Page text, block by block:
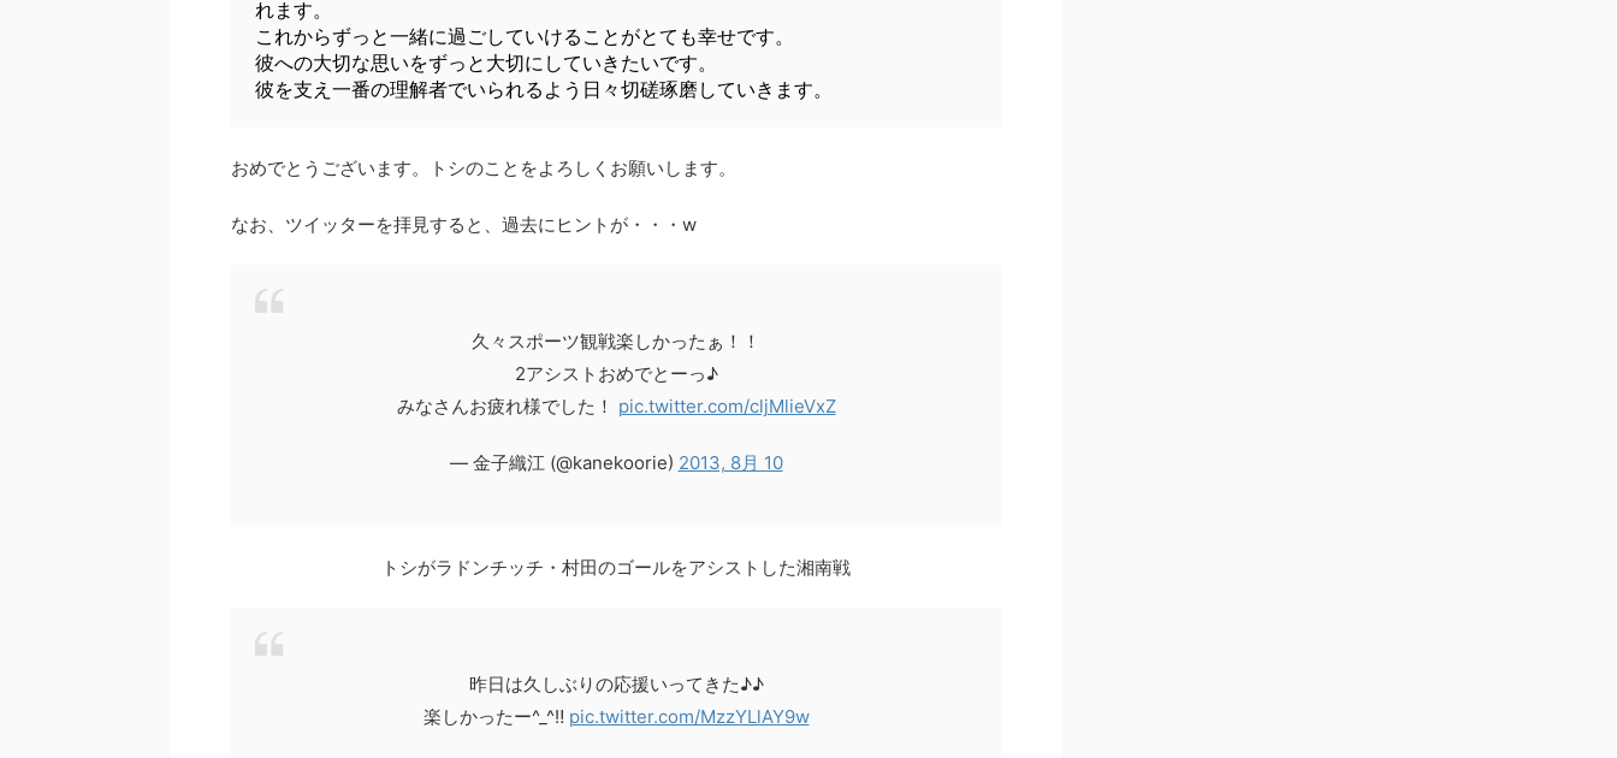
れます。
これからずっと一緒に過ごしていけることがとても幸せです。
彼への大切な思いをずっと大切にしていきたいです。
彼を支え一番の理解者でいられるよう日々切磋琢磨していきます。
おめでとうございます。トシのことをよろしくお願いします。
なお、ツイッターを拝見すると、過去にヒントが・・・w
久々スポーツ観戦楽しかったぁ！！
2アシストおめでとーっ♪
みなさんお疲れ様でした！ pic.twitter.com/cljMlieVxZ
— 金子織江 (@kanekoorie) 2013, 8月 10
トシがラドンチッチ・村田のゴールをアシストした湘南戦
昨日は久しぶりの応援いってきた♪♪
楽しかったー^_^‼︎ pic.twitter.com/MzzYLlAY9w